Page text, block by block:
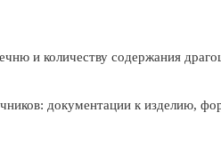
и количеству содержания
документации к изделию,